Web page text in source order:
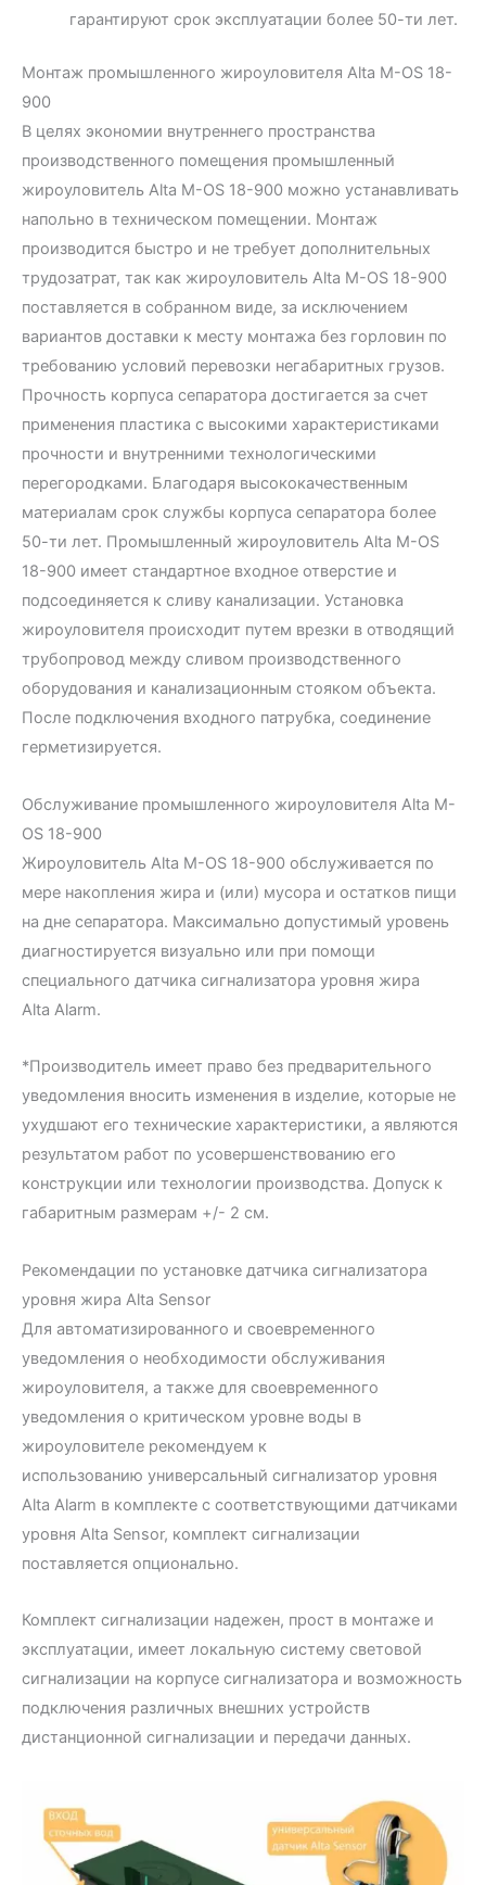
гарантируют срок эксплуатации более 50-ти лет.
Монтаж промышленного жироуловителя Alta М-OS 18-
900
В целях экономии внутреннего пространства
производственного помещения промышленный
жироуловитель Alta М-OS 18-900 можно устанавливать
напольно в техническом помещении. Монтаж
производится быстро и не требует дополнительных
трудозатрат, так как жироуловитель Alta М-OS 18-900
поставляется в собранном виде, за исключением
вариантов доставки к месту монтажа без горловин по
требованию условий перевозки негабаритных грузов.
Прочность корпуса сепаратора достигается за счет
применения пластика с высокими характеристиками
прочности и внутренними технологическими
перегородками. Благодаря высококачественным
материалам срок службы корпуса сепаратора более
50-ти лет. Промышленный жироуловитель Alta М-OS
18-900 имеет стандартное входное отверстие и
подсоединяется к сливу канализации. Установка
жироуловителя происходит путем врезки в отводящий
трубопровод между сливом производственного
оборудования и канализационным стояком объекта.
После подключения входного патрубка, соединение
герметизируется.
Обслуживание промышленного жироуловителя Alta М-
OS 18-900
Жироуловитель Alta М-OS 18-900 обслуживается по
мере накопления жира и (или) мусора и остатков пищи
на дне сепаратора. Максимально допустимый уровень
диагностируется визуально или при помощи
специального датчика сигнализатора уровня жира
Alta Alarm.
*Производитель имеет право без предварительного
уведомления вносить изменения в изделие, которые не
ухудшают его технические характеристики, а являются
результатом работ по усовершенствованию его
конструкции или технологии производства. Допуск к
габаритным размерам +/- 2 см.
Рекомендации по установке датчика сигнализатора
уровня жира Alta Sensor
Для автоматизированного и своевременного
уведомления о необходимости обслуживания
жироуловителя, а также для своевременного
уведомления о критическом уровне воды в
жироуловителе рекомендуем к
использованию универсальный сигнализатор уровня
Alta Alarm в комплекте с соответствующими датчиками
уровня Alta Sensor, комплект сигнализации
поставляется опционально.
Комплект сигнализации надежен, прост в монтаже и
эксплуатации, имеет локальную систему световой
сигнализации на корпусе сигнализатора и возможность
подключения различных внешних устройств
дистанционной сигнализации и передачи данных.